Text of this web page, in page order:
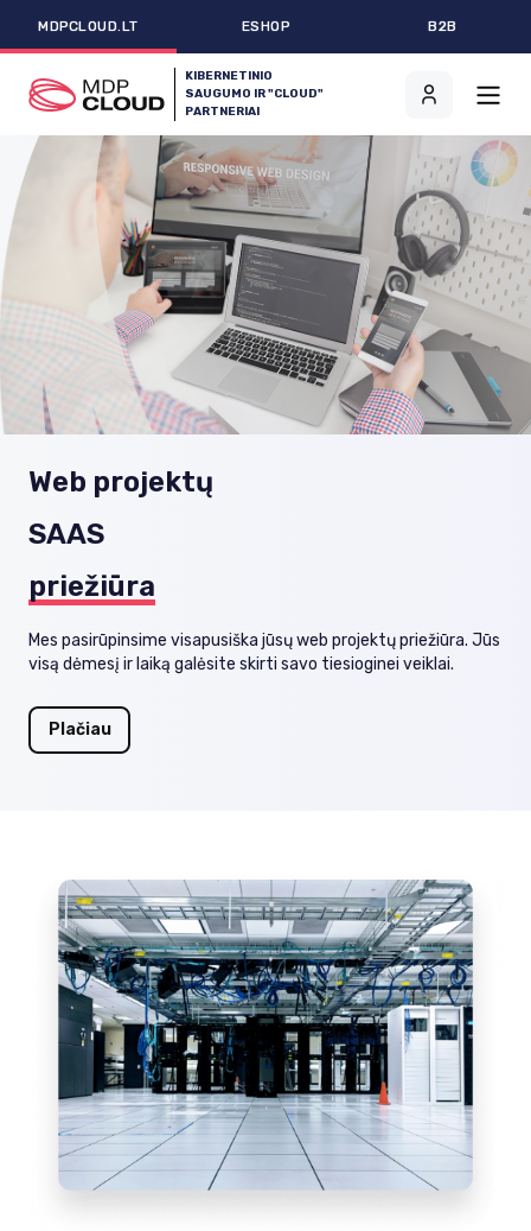
MDPCLOUD.LT ESHOP B2B
KIBERNETINIO
SAUGUMO IR "CLOUD"
PARTNERIAI
Web projektų
SAAS
priežiūra
Mes pasirūpinsime visapusiška jūsų web projektų priežiūra. Jūs
visą dėmesį ir laiką galėsite skirti savo tiesioginei veiklai.
Plačiau